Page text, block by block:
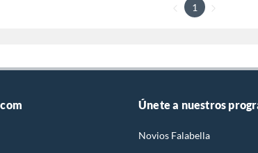
1
Únete a nuestros
Novios Falabella